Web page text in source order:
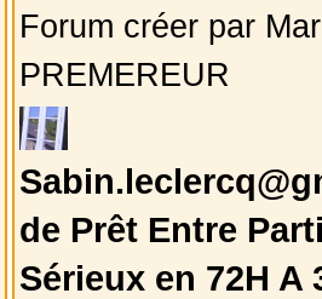
Forum créer par
PREMEREUR
de Prêt Entre
Sérieux en 72H A